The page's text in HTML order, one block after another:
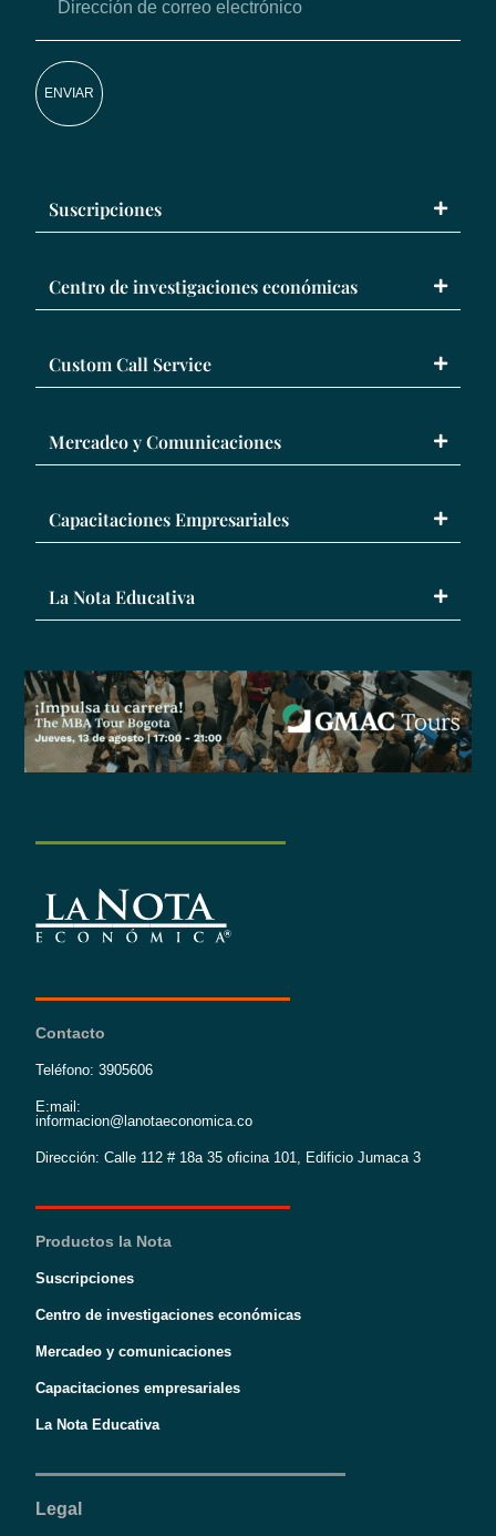
ENVIAR
Suscripciones
Centro de investigaciones económicas
Custom Call Service
Mercadeo y Comunicaciones
Capacitaciones Empresariales
La Nota Educativa
Contacto
Teléfono: 3905606
E:mail:
informacion@lanotaeconomica.co
Dirección: Calle 112 # 18a 35 oficina 101, Edificio Jumaca 3
Productos la Nota
Suscripciones
Centro de investigaciones económicas
Mercadeo y comunicaciones
Capacitaciones empresariales
La Nota Educativa
Legal